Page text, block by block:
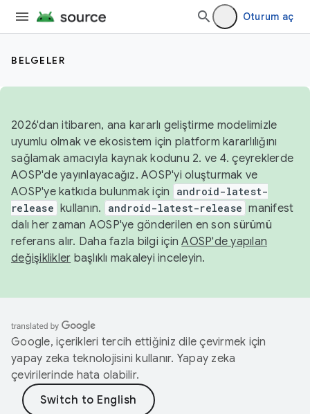
Oturum aç
BELGELER
2026'dan itibaren, ana kararlı geliştirme modelimizle
uyumlu olmak ve ekosistem için platform kararlılığını
sağlamak amacıyla kaynak kodunu 2. ve 4. çeyreklerde
AOSP'de yayınlayacağız. AOSP'yi oluşturmak ve
AOSP'ye katkıda bulunmak için
android-latest-
release kullanın. android-latest-release manifest
dalı her zaman AOSP'ye gönderilen en son sürümü
referans alır. Daha fazla bilgi içinAOSP'de yapılan
değişiklikler başlıklı makaleyi inceleyin.
Google, içerikleri tercih ettiğiniz dile çevirmek için
yapay zeka teknolojisini kullanır. Yapay zeka
çevirilerinde hata olabilir.